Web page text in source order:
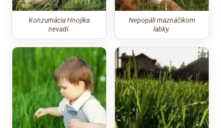
Konzumácia Hnojíka
nevadí.
Nepopáli maznáčikom
labky.